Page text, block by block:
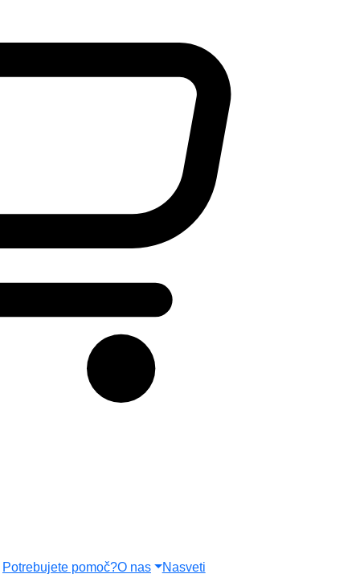
Potrebujete pomoč?O nas
Nasveti